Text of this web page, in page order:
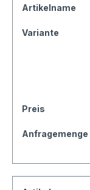
Artikelname
Variante
Preis
Anfragemenge